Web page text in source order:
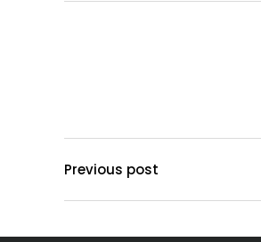
Previous post